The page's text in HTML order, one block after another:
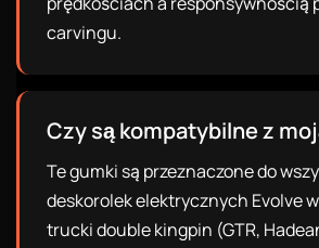
carvingu.
Czy są kompatybilne z
Te gumki są przeznaczone do
deskorolek elektrycznych Evolve
trucki double kingpin (GTR,